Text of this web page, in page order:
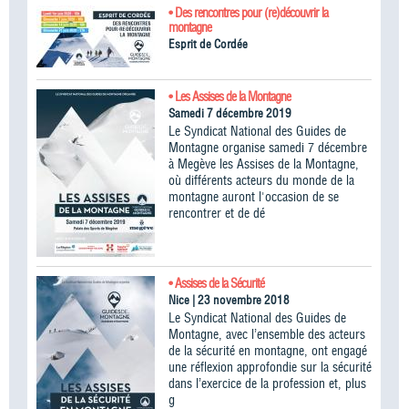
• Des rencontres pour (re)découvrir la
montagne
Esprit de Cordée
• Les Assises de la Montagne
Samedi 7 décembre 2019
Le Syndicat National des Guides de
Montagne organise samedi 7 décembre
à Megève les Assises de la Montagne,
où différents acteurs du monde de la
montagne auront l'occasion de se
rencontrer et de dé
• Assises de la Sécurité
Nice | 23 novembre 2018
Le Syndicat National des Guides de
Montagne, avec l’ensemble des acteurs
de la sécurité en montagne, ont engagé
une réflexion approfondie sur la sécurité
dans l’exercice de la profession et, plus
g